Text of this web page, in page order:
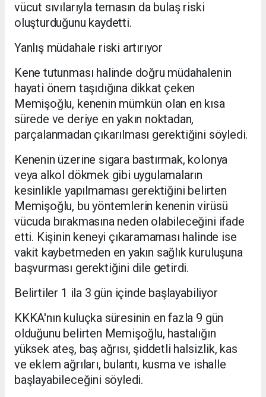
vücut sıvılarıyla temasın da bulaş riski
oluşturduğunu kaydetti.
Yanlış müdahale riski artırıyor
Kene tutunması halinde doğru müdahalenin
hayati önem taşıdığına dikkat çeken
Memişoğlu, kenenin mümkün olan en kısa
sürede ve deriye en yakın noktadan,
parçalanmadan çıkarılması gerektiğini söyledi.
Kenenin üzerine sigara bastırmak, kolonya
veya alkol dökmek gibi uygulamaların
kesinlikle yapılmaması gerektiğini belirten
Memişoğlu, bu yöntemlerin kenenin virüsü
vücuda bırakmasına neden olabileceğini ifade
etti. Kişinin keneyi çıkaramaması halinde ise
vakit kaybetmeden en yakın sağlık kuruluşuna
başvurması gerektiğini dile getirdi.
Belirtiler 1 ila 3 gün içinde başlayabiliyor
KKKA'nın kuluçka süresinin en fazla 9 gün
olduğunu belirten Memişoğlu, hastalığın
yüksek ateş, baş ağrısı, şiddetli halsizlik, kas
ve eklem ağrıları, bulantı, kusma ve ishalle
başlayabileceğini söyledi.